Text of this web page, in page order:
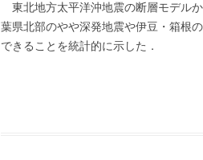
東北地方太平洋沖地震の断層モデル
葉県北部のやや深発地震や伊豆・箱根
できることを統計的に示した．